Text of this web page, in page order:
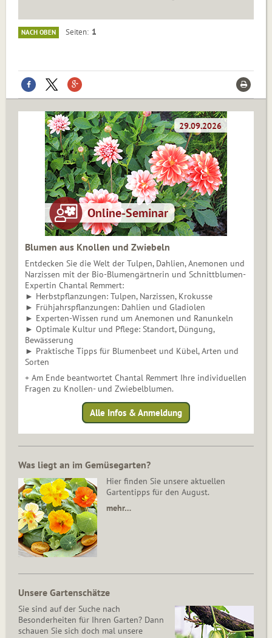
NACH OBEN Seiten 1
Blumen aus Knollen und Zwiebeln
Entdecken Sie die Welt der Tulpen, Dahlien, Anemonen und
Narzissen mit der Bio-Blumengärtnerin und Schnittblumen-
Expertin Chantal Remmert:
► Herbstpflanzungen: Tulpen, Narzissen, Krokusse
► Frühjahrspflanzungen: Dahlien und Gladiolen
► Experten-Wissen rund um Anemonen und Ranunkeln
► Optimale Kultur und Pflege: Standort, Düngung,
Bewässerung
► Praktische Tipps für Blumenbeet und Kübel, Arten und
Sorten
+ Am Ende beantwortet Chantal Remmert Ihre individuellen
Fragen zu Knollen- und Zwiebelblumen.
Alle Infos & Anmeldung
Was liegt an im Gemüsegarten?
Hier finden Sie unsere aktuellen
Gartentipps für den August.
mehr…
Unsere Gartenschätze
Sie sind auf der Suche nach
Besonderheiten für Ihren Garten? Dann
schauen Sie sich doch mal unsere